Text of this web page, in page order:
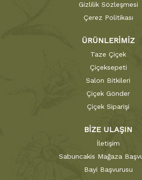
Gizlilik Sözleşmesi
Çerez Politikası
ÜRÜNLERİMİZ
Taze Çiçek
Çiçeksepeti
Salon Bitkileri
Çiçek Gönder
Çiçek Siparişi
BİZE ULAŞIN
İletişim
Sabuncakis Mağaza
Bayi Başvurusu